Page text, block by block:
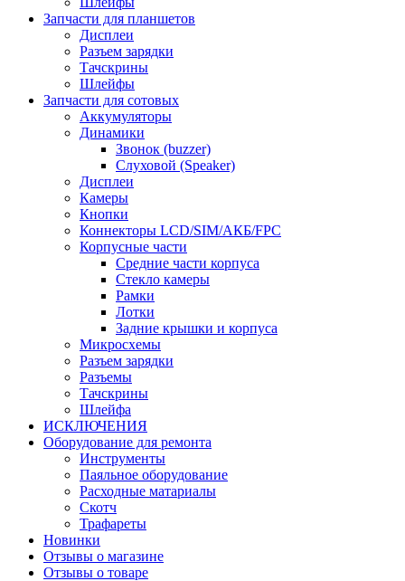
Запчасти для планшетов
Дисплеи
Разъем зарядки
Тачскрины
Шлейфы
Запчасти для сотовых
Аккумуляторы
Динамики
Звонок (buzzer)
Слуховой (Speaker)
Дисплеи
Камеры
Кнопки
Коннекторы LCD/SIM/АКБ/FPC
Корпусные части
Средние части корпуса
Стекло камеры
Рамки
Лотки
Задние крышки и корпуса
Микросхемы
Разъем зарядки
Разъемы
Тачскрины
Шлейфа
ИСКЛЮЧЕНИЯ
Оборудование для ремонта
Инструменты
Паяльное оборудование
Расходные матариалы
Скотч
Трафареты
Новинки
Отзывы о магазине
Отзывы о товаре